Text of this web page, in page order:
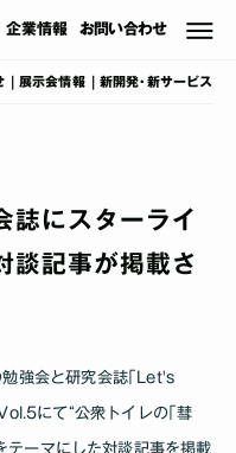
企業情報 お問い合わせ
展示会情報 新開発･新サービス
誌にスターライ
談記事が掲載さ
強会と研究会誌｢Let's
にて“公衆トイレの｢彗
テーマにした対談記事を掲載